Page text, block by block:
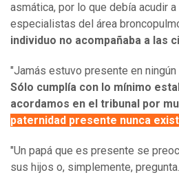
asmática, por lo que debía acudir
especialistas del área
individuo no acompañaba a las
"Jamás estuvo presente en
Sólo cumplía con lo mínimo
acordamos en el tribunal por
paternidad presente nunca
"Un papá que es presente se
sus hijos o, simplemente,